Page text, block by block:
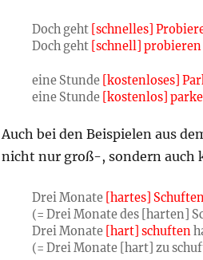
Doch geht [schnelles]
Doch geht [schnell] probieren
eine Stunde [kostenloses]
eine Stunde [kostenlos]
Auch bei den Beispielen aus
nicht nur groß-, sondern auch
Drei Monate [hartes]
(= Drei Monate des [harten]
Drei Monate [hart] schuften
(= Drei Monate [hart] zu